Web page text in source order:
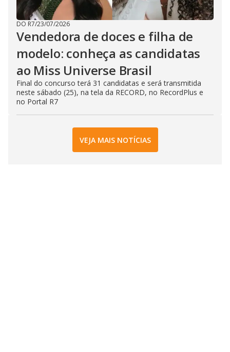
DO R7/23/07/2026
Vendedora de doces e filha de
modelo: conheça as candidatas
ao Miss Universe Brasil
Final do concurso terá 31 candidatas e será transmitida
neste sábado (25), na tela da RECORD, no RecordPlus e
no Portal R7
VEJA MAIS NOTÍCIAS